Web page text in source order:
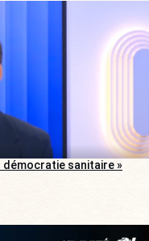
démocratie sanitaire »